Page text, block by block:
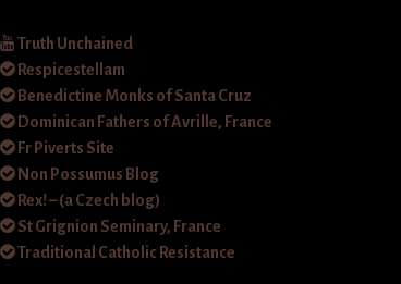
Truth Unchained
Respicestellam
Benedictine Monks of Santa Cruz
Dominican Fathers of Avrille, France
Fr Piverts Site
Non Possumus Blog
Rex! – (a Czech blog)
St Grignion Seminary, France
Traditional Catholic Resistance